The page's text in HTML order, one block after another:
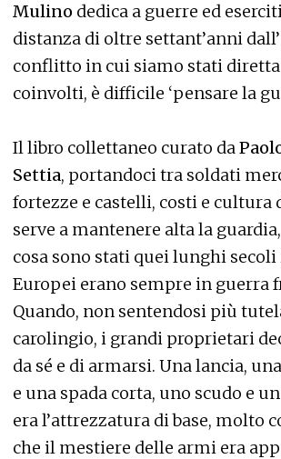
Mulino dedica a guerre ed
distanza di oltre settant’anni
conflitto in cui siamo stati
coinvolti, è difficile ‘pensare la
Il libro collettaneo curato da
Settia, portandoci tra soldati
fortezze e castelli, costi e cultura
serve a mantenere alta la
cosa sono stati quei lunghi
Europei erano sempre in guerra
Quando, non sentendosi più
carolingio, i grandi proprietari
da sé e di armarsi. Una lancia,
e una spada corta, uno scudo e
era l’attrezzatura di base, molto
che il mestiere delle armi era